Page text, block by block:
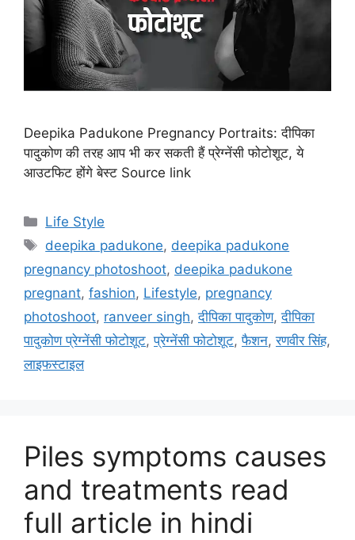
Deepika Padukone Pregnancy Portraits: दीपिका
पादुकोण की तरह आप भी कर सकती हैं प्रेग्नेंसी फोटोशूट, ये
आउटफिट होंगे बेस्ट Source link
C
a
e
g
o
r
i
Life Style
T
g
s
deepika padukone, deepika padukone
pregnancy photoshoot, deepika padukone
pregnant, fashion, Lifestyle, pregnancy
photoshoot, ranveer singh,दीपिका पादुकोण,दीपिका
पादुकोण प्रेग्नेंसी फोटोशूट,प्रेग्नेंसी फोटोशूट,फैशन,रणवीर सिंह,
लाइफस्टाइल
Piles symptoms causes
and treatments read
full article in hindi